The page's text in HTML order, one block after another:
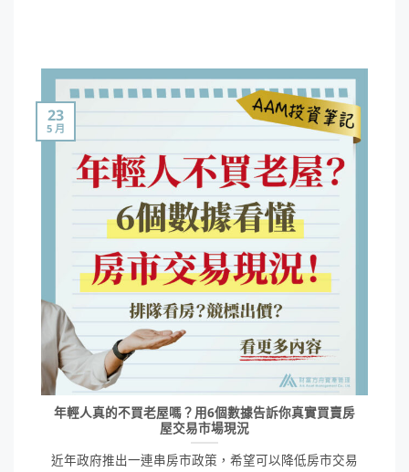
年輕人真的不買老屋嗎？用6個數據告訴你真實買賣房
屋交易市場現況
近年政府推出一連串房市政策，希望可以降低房市交易
23
5 月